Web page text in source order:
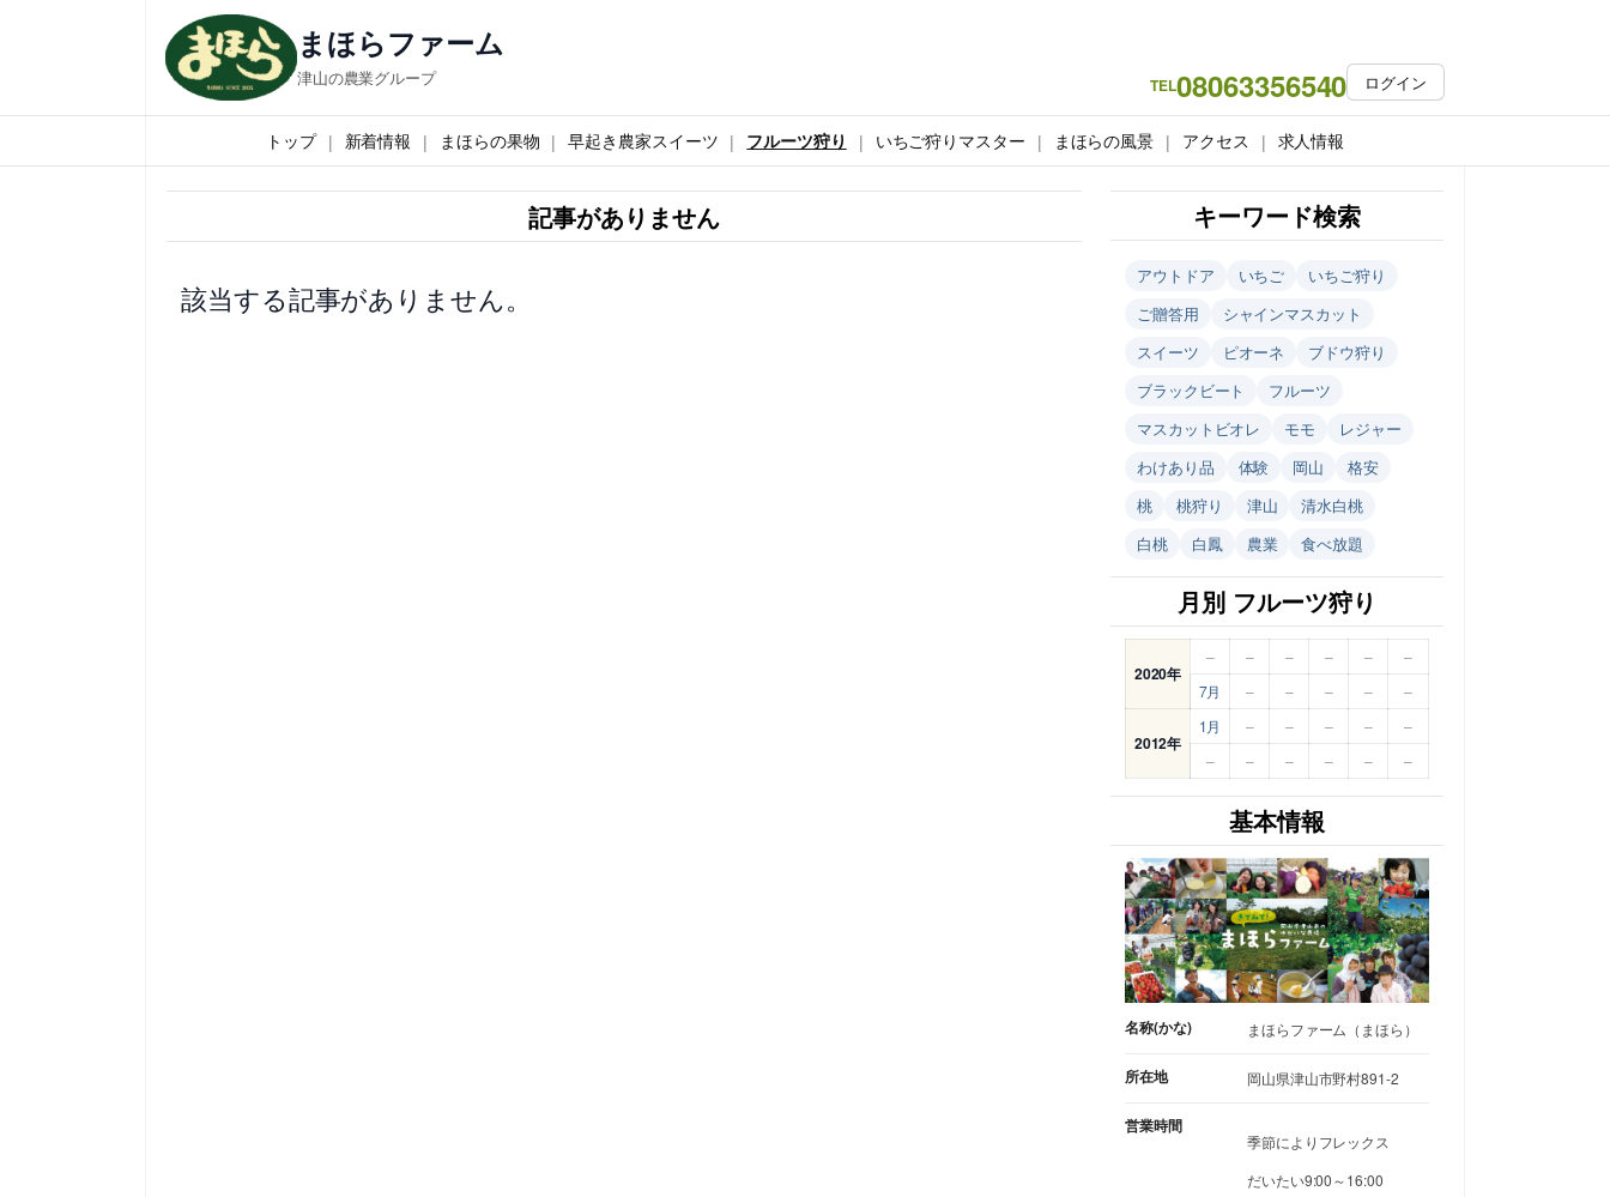
ス
キ
まほらファーム
津山の農業グループ TEL08063356540 ログイン
トップ 新着情報 まほらの果物 早起き農家スイーツ フルーツ狩り いちご狩りマスター まほらの風景 アクセス 求人情報
記事がありません
該当する記事がありません。
キーワード検索
アウトドア いちご
いちご狩り
ご贈答用
シャインマスカット
スイーツ
ピオーネ
ブドウ狩り
ブラックビート
フルーツ
マスカットビオレ
モモ
レジャー
わけあり品
体験 岡山
格安
桃
桃狩り 津山
清水白桃
白桃
白鳳 農業 食べ放題
月別 フルーツ狩り
2020年
– – – – –
–
7月
– – – – –
2012年
1月 – – – –
–
–
– – – – –
基本情報
名称(かな) まほらファーム（まほら）
所在地 岡山県津山市野村891-2
営業時間
季節によりフレックス
だいたい9:00～16:00